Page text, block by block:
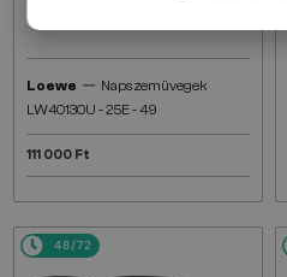
Loewe — Napszemüvegek
LW40130U - 25E - 49
111 000 Ft
48/72